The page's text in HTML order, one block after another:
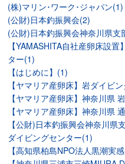
(株)マリン･ワーク･ジャパン(1)
(公財)日本釣振興会(2)
(公財)日本釣振興会神奈川県支
【YAMASHITA自社産卵床設
ター(1)
【はじめに】(1)
【ヤマリア産卵床】岩ダイビ
【ヤマリア産卵床】神奈川県
【ヤマリア産卵床】神奈川県
【公財)日本釣振興会神奈川県
ダイビングセンター(1)
【高知県柏島NPO法人黒潮実